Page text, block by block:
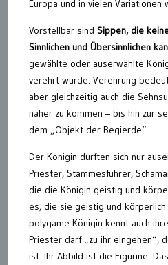
Europa und in vielen Variationen
Vorstellbar sind Sippen, die
Sinnlichen und Übersinnlichen
gewählte oder auserwählte
verehrt wurde. Verehrung
aber gleichzeitig auch die
näher zu kommen – bis hin zur
dem „Objekt der Begierde“.
Der Königin durften sich nur
Priester, Stammesführer,
die die Königin geistig und
es, die sie geistig und körperlich
polygame Königin kennt auch
Priester darf „zu ihr eingehen“,
ist. Ihr Abbild ist die Figurine.